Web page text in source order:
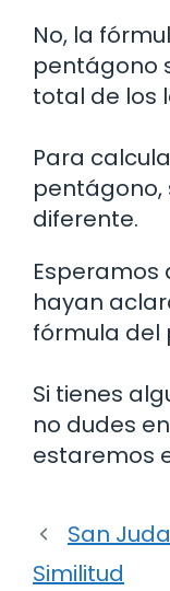
No, la
pentágono
total de los
Para
pentágono,
diferente.
Esperamos
hayan
fórmula del
Si tienes
no dudes
estaremos
San
Similitud